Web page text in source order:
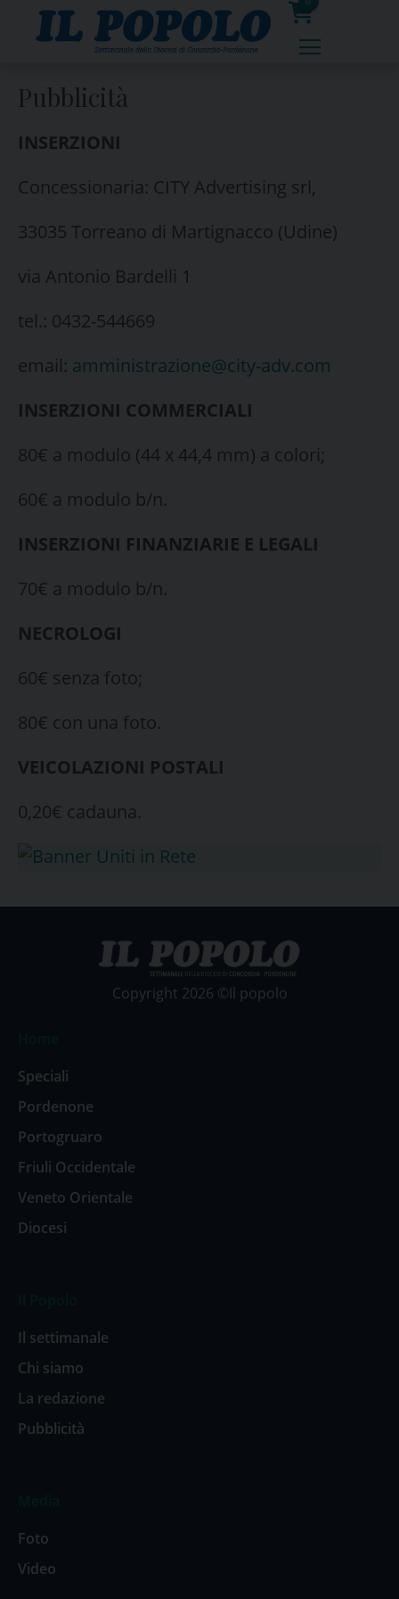
0
prodotti
Pubblicità
INSERZIONI
Concessionaria: CITY Advertising srl,
33035 Torreano di Martignacco (Udine)
via Antonio Bardelli 1
tel.: 0432-544669
email: amministrazione@city-adv.com
INSERZIONI COMMERCIALI
80€ a modulo (44 x 44,4 mm) a colori;
60€ a modulo b/n.
INSERZIONI FINANZIARIE E LEGALI
70€ a modulo b/n.
NECROLOGI
60€ senza foto;
80€ con una foto.
VEICOLAZIONI POSTALI
0,20€ cadauna.
Copyright 2026 ©Il popolo
Speciali
Pordenone
Portogruaro
Friuli Occidentale
Veneto Orientale
Diocesi
Il settimanale
Chi siamo
La redazione
Pubblicità
Foto
Video